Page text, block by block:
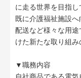
に走る世界を目指し
既に介護福祉施設
配送など様々な用
けた新たな取り組み
▼職務内容